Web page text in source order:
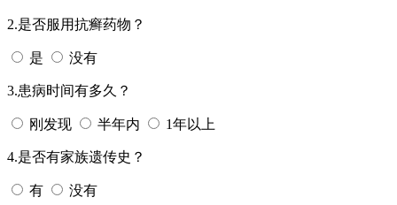
2.是否服用抗癣药物？
是 没有
3.患病时间有多久？
刚发现 半年内 1年以上
4.是否有家族遗传史？
有 没有